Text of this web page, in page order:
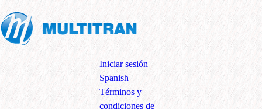
Iniciar sesión |
Spanish |
Términos y
condiciones de